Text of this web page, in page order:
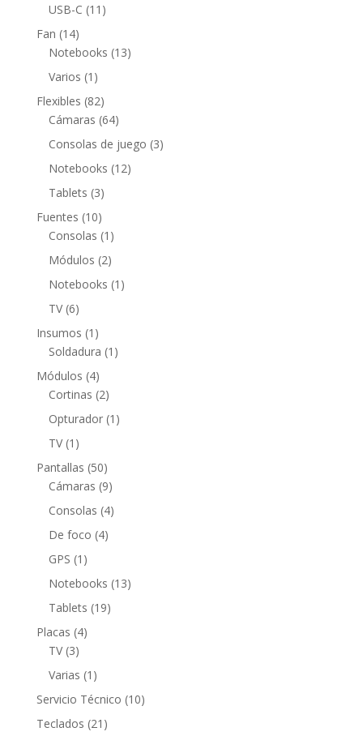
USB-C 11 11
Fan 1414
productos
Notebooks 1313
Varios 1 1
producto
Flexibles 8282
productos
Cámaras 6464
productos
Consolas de juego 33
Notebooks 1212
Tablets 33
productos
Fuentes 1010
productos
Consolas 1 1
producto
Módulos 22
productos
Notebooks 1 1
TV 66
productos
Insumos 1 1
producto
Soldadura 1 1
Módulos 44
productos
Cortinas 22
productos
Opturador 1 1
TV 1 1
producto
Pantallas 5050
productos
Cámaras 99
productos
Consolas 44
De foco 44
GPS 1 1
producto
Notebooks 1313
Tablets 1919
Placas 44
TV 33
productos
Varias 1 1
producto
Servicio Técnico 1010
Teclados 21 21